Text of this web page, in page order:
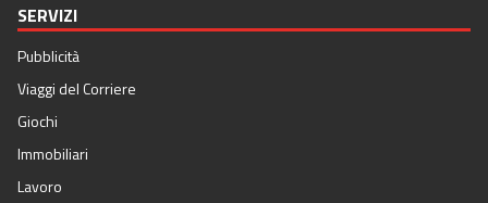
SERVIZI
Pubblicità
Viaggi del Corriere
Giochi
Immobiliari
Lavoro